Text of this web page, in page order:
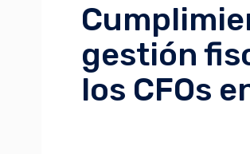
gestión
los CFOs